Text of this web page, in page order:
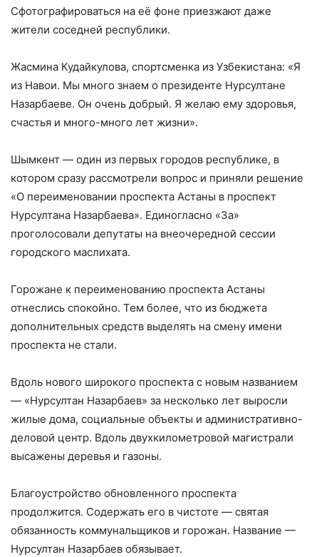
Сфотографироваться на её фоне приезжают даже
жители соседней республики.
Жасмина Кудайкулова, спортсменка из Узбекистана: «Я
из Навои. Мы много знаем о президенте Нурсултане
Назарбаеве. Он очень добрый. Я желаю ему здоровья,
счастья и много-много лет жизни».
Шымкент — один из первых городов республике, в
котором сразу рассмотрели вопрос и приняли решение
«О переименовании проспекта Астаны в проспект
Нурсултана Назарбаева». Единогласно «За»
проголосовали депутаты на внеочередной сессии
городского маслихата.
Горожане к переименованию проспекта Астаны
отнеслись спокойно. Тем более, что из бюджета
дополнительных средств выделять на смену имени
проспекта не стали.
Вдоль нового широкого проспекта с новым названием
— «Нурсултан Назарбаев» за несколько лет выросли
жилые дома, социальные объекты и административно-
деловой центр. Вдоль двухкилометровой магистрали
высажены деревья и газоны.
Благоустройство обновленного проспекта
продолжится. Содержать его в чистоте — святая
обязанность коммунальщиков и горожан. Название —
Нурсултан Назарбаев обязывает.